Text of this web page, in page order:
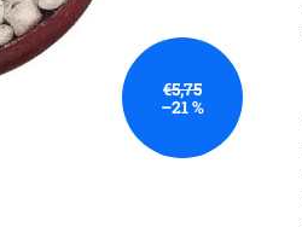
€5,75
–21 %